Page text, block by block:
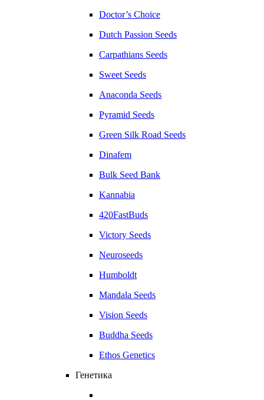
Doctor’s Choice
Dutch Passion Seeds
Carpathians Seeds
Sweet Seeds
Anaconda Seeds
Pyramid Seeds
Green Silk Road Seeds
Dinafem
Bulk Seed Bank
Kannabia
420FastBuds
Victory Seeds
Neuroseeds
Humboldt
Mandala Seeds
Vision Seeds
Buddha Seeds
Ethos Genetics
Генетика